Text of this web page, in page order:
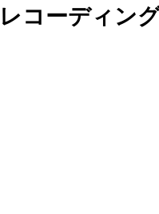
す！）は、
コーディン